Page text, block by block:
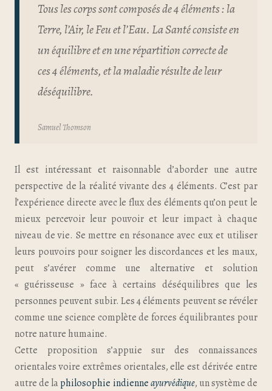
Tous les corps sont composés de 4 éléments : la
Terre, l’Air, le Feu et l’Eau. La Santé consiste en
un équilibre et en une répartition correcte de
ces 4 éléments, et la maladie résulte de leur
déséquilibre.
Samuel Thomson
Il est intéressant et raisonnable d’aborder une autre
perspective de la réalité vivante des 4 éléments. C’est par
l’expérience directe avec le flux des éléments qu’on peut le
mieux percevoir leur pouvoir et leur impact à chaque
niveau de vie. Se mettre en résonance avec eux et utiliser
leurs pouvoirs pour soigner les discordances et les maux,
peut s’avérer comme une alternative et solution
« guérisseuse » face à certains déséquilibres que les
personnes peuvent subir. Les 4 éléments peuvent se révéler
comme une science complète de forces équilibrantes pour
notre nature humaine.
Cette proposition s’appuie sur des connaissances
orientales voire extrêmes orientales, elle est dérivée entre
autre de laphilosophie indienneayurvédique, un système de